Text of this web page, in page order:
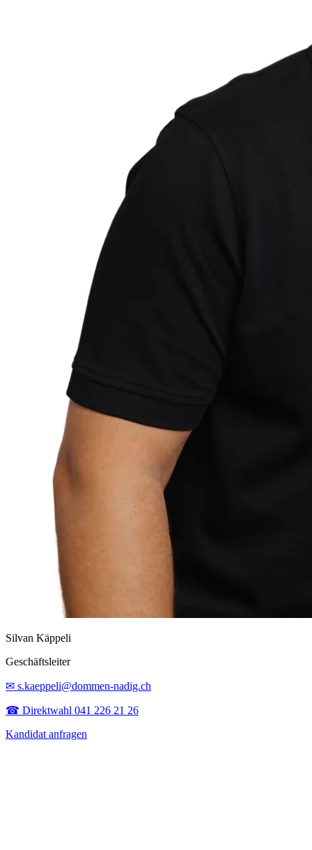
Silvan Käppeli
Geschäftsleiter
✉ s.kaeppeli@dommen-nadig.ch
☎ Direktwahl 041 226 21 26
Kandidat anfragen